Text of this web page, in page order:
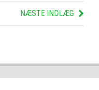
NÆSTE INDLÆG